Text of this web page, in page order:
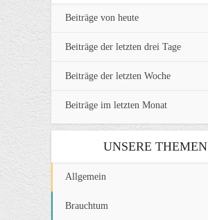
Beiträge von heute
Beiträge der letzten drei Tage
Beiträge der letzten Woche
Beiträge im letzten Monat
UNSERE THEMEN
Allgemein
Brauchtum